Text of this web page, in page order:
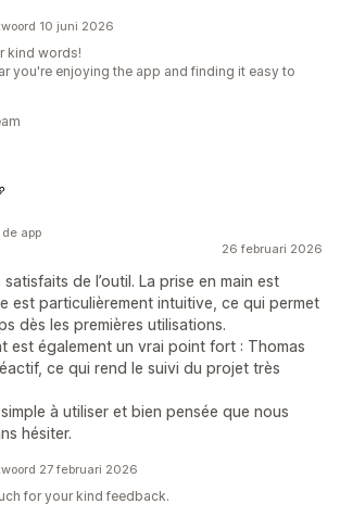
10 juni 2026
kind words!
you're enjoying the app and finding it easy to
26 februari 2026
de l’outil. La prise en main est
est particulièrement intuitive, ce qui permet
dès les premières utilisations.
est également un vrai point fort : Thomas
ce qui rend le suivi du projet très
à utiliser et bien pensée que nous
hésiter.
app
27 februari 2026
for your kind feedback.